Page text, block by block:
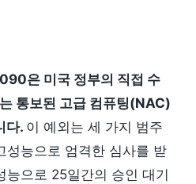
은 미국 정부의 직접 수
통보된 고급 컴퓨팅(NAC)
다. 이 예외는 세 가지 범주
성능으로 엄격한 심사를 받
능으로 25일간의 승인 대기